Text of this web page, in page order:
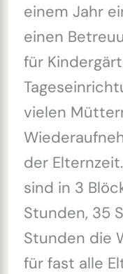
einem Jahr
einen
für
vielen
der
sind in 3
Stunden, 35
Stunden die
für fast alle